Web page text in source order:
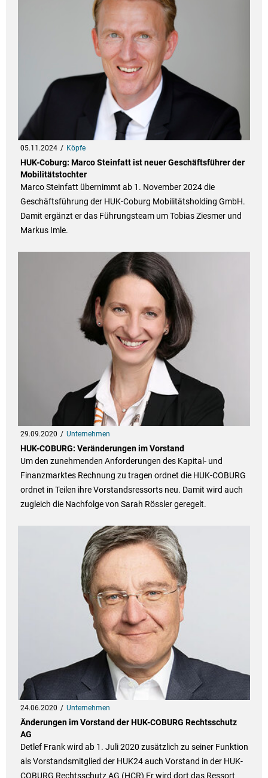
05.11.2024 Köpfe
HUK-Coburg: Marco Steinfatt ist neuer Geschäftsführer der
Mobilitätstochter
Marco Steinfatt übernimmt ab 1. November 2024 die
Geschäftsführung der HUK-Coburg Mobilitätsholding GmbH.
Damit ergänzt er das Führungsteam um Tobias Ziesmer und
Markus Imle.
29.09.2020 Unternehmen
HUK-COBURG: Veränderungen im Vorstand
Um den zunehmenden Anforderungen des Kapital- und
Finanzmarktes Rechnung zu tragen ordnet die HUK-COBURG
ordnet in Teilen ihre Vorstandsressorts neu. Damit wird auch
zugleich die Nachfolge von Sarah Rössler geregelt.
24.06.2020 Unternehmen
Änderungen im Vorstand der HUK-COBURG Rechtsschutz
AG
Detlef Frank wird ab 1. Juli 2020 zusätzlich zu seiner Funktion
als Vorstandsmitglied der HUK24 auch Vorstand in der HUK-
COBURG Rechtsschutz AG (HCR) Er wird dort das Ressort